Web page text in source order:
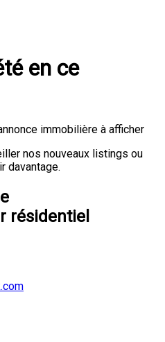
en ce
immobilière à afficher
nos nouveaux listings ou
davantage.
résidentiel